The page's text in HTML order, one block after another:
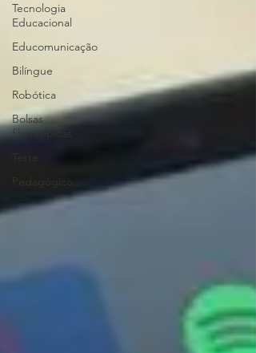
Tecnologia
Educacional
Educomunicação
Bilíngue
Robótica
Bolsas
filantrópicas